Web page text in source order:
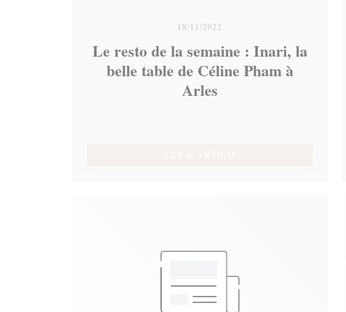
18/11/2022
Le resto de la semaine : Inari, la
belle table de Céline Pham à
Arles